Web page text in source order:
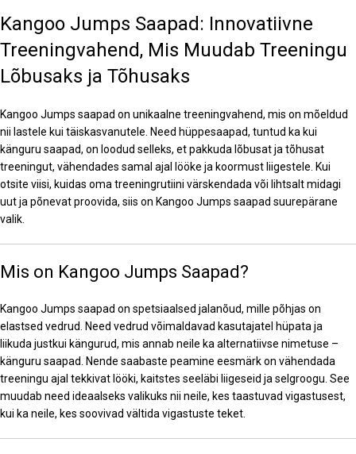
Kangoo Jumps Saapad: Innovatiivne
Treeningvahend, Mis Muudab Treeningu
Lõbusaks ja Tõhusaks
Kangoo Jumps saapad on unikaalne treeningvahend, mis on mõeldud
nii lastele kui täiskasvanutele. Need hüppesaapad, tuntud ka kui
känguru saapad, on loodud selleks, et pakkuda lõbusat ja tõhusat
treeningut, vähendades samal ajal lööke ja koormust liigestele. Kui
otsite viisi, kuidas oma treeningrutiini värskendada või lihtsalt midagi
uut ja põnevat proovida, siis on Kangoo Jumps saapad suurepärane
valik.
Mis on Kangoo Jumps Saapad?
Kangoo Jumps saapad on spetsiaalsed jalanõud, mille põhjas on
elastsed vedrud. Need vedrud võimaldavad kasutajatel hüpata ja
liikuda justkui kängurud, mis annab neile ka alternatiivse nimetuse –
känguru saapad. Nende saabaste peamine eesmärk on vähendada
treeningu ajal tekkivat lööki, kaitstes seeläbi liigeseid ja selgroogu. See
muudab need ideaalseks valikuks nii neile, kes taastuvad vigastusest,
kui ka neile, kes soovivad vältida vigastuste teket.